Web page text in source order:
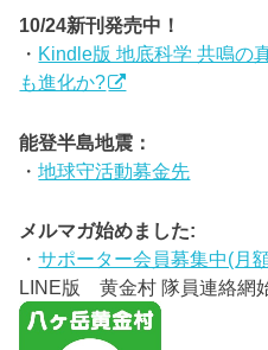
10/24新刊発売中！
・ Kindle版 地底科学 共鳴の
も進化か?
能登半島地震：
・地球守活動募金先
メルマガ始めました:
・サポーター会員募集中(月
LINE版 黄金村 隊員連絡網